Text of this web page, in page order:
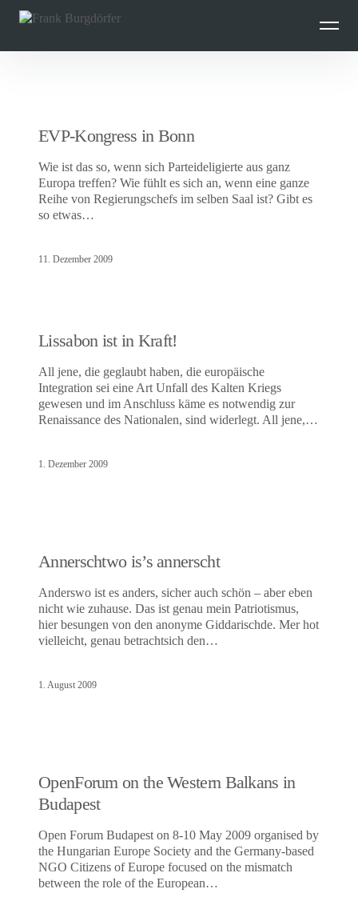
überspringen
EVP-Kongress in Bonn
Wie ist das so, wenn sich Parteideligierte aus ganz
Europa treffen? Wie fühlt es sich an, wenn eine ganze
Reihe von Regierungschefs im selben Saal ist? Gibt es
so etwas…
11. Dezember 2009
Lissabon ist in Kraft!
All jene, die geglaubt haben, die europäische
Integration sei eine Art Unfall des Kalten Kriegs
gewesen und im Anschluss käme es notwendig zur
Renaissance des Nationalen, sind widerlegt. All jene,…
1. Dezember 2009
Annerschtwo is’s annerscht
Anderswo ist es anders, sicher auch schön – aber eben
nicht wie zuhause. Das ist genau mein Patriotismus,
hier besungen von den anonyme Giddarischde. Mer hot
vielleicht, genau betrachtsich den…
1. August 2009
OpenForum on the Western Balkans in
Budapest
Open Forum Budapest on 8-10 May 2009 organised by
the Hungarian Europe Society and the Germany-based
NGO Citizens of Europe focused on the mismatch
between the role of the European…